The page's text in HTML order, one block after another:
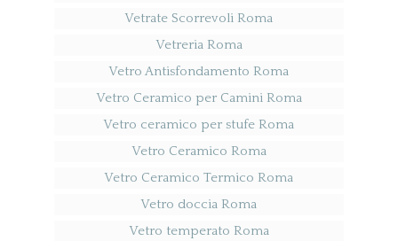
Vetrate Scorrevoli Roma
Vetreria Roma
Vetro Antisfondamento Roma
Vetro Ceramico per Camini Roma
Vetro ceramico per stufe Roma
Vetro Ceramico Roma
Vetro Ceramico Termico Roma
Vetro doccia Roma
Vetro temperato Roma